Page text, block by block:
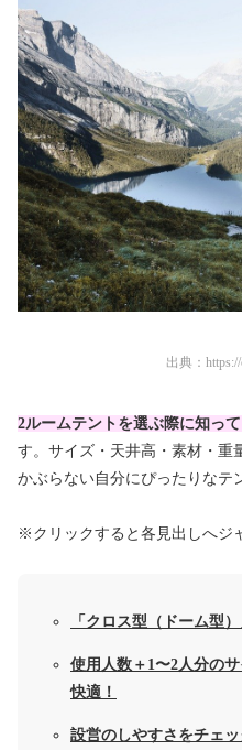
出典：
2ルームテントを選ぶ際に知っ
す。サイズ・天井高・素材・重
かぶらない自分にぴったりなテ
※クリックすると各見出しへジ
「クロス型（ドーム型
使用人数＋1〜2人分の
快適！
設営のしやすさをチェッ